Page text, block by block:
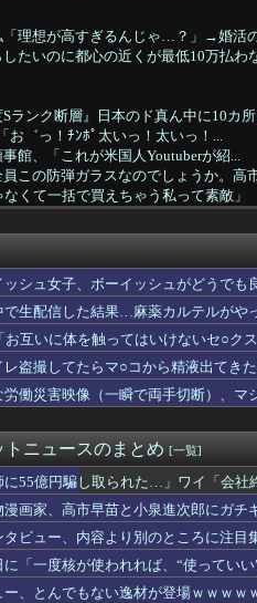
理想が高すぎるんじゃ…？」→婚活
たいのに都心の近くが最低10万払わ
ランク断層』日本のド真ん中に10カ所
お゛っ！ﾁﾝﾎﾟ太いっ！太いっ！...
館、「これが米国人Youtuberが紹...
この防弾ガラスなのでしょうか。高
くて一括で買えちゃう私って素敵」
！【乃木坂46】
うとするのを止めろ」
２
を倍速で見るぞ！効率効率ゥー！...
前、階下に明るい家族が引越してき
ゃいけない一線があるように思う。
ボッコだった。それを見て...
ェに行った結果ww
たらいないはずの彼の嫁がいた。
ニメはドラゴンボール」【海外の反
だ横尻がHすぎる
」と主張
ガラスと防弾バッグSP」安倍元首相
退準備、はじまる
しまう・・・
JCだよー(ﾊﾟｼｬｰ」
⇒ トイレの水にｗｗｗｗｗｗｗ
ッシュ女子、ボーイッシュがどうでも
で生配信した結果…麻薬カルテルがや
互いに体を触ってはいけないセ○ク
盗撮してたらマ○コから精液出てき
労働災害映像（一瞬で両手切断）、マ
ニュースのまとめ [一覧]
に55億円騙し取られた…」ワイ「会
漫画家、高市早苗と小泉進次郎にガ
タビュー、内容より別のところに注目
に「一度核が使われれば、“使ってい
、とんでもない逸材が登場ｗｗｗｗ